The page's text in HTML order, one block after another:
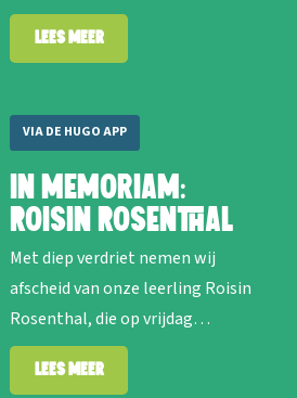
Lees meer
VIA DE HUGO APP
In memoriam:
Roisin Rosenthal
Met diep verdriet nemen wij
afscheid van onze leerling Roisin
Rosenthal, die op vrijdag…
Lees meer